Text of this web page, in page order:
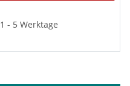
- 5 Werktage